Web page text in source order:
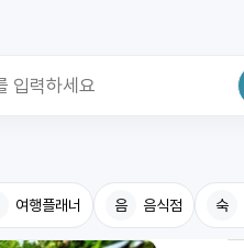
여행플래너 음 음식점 숙